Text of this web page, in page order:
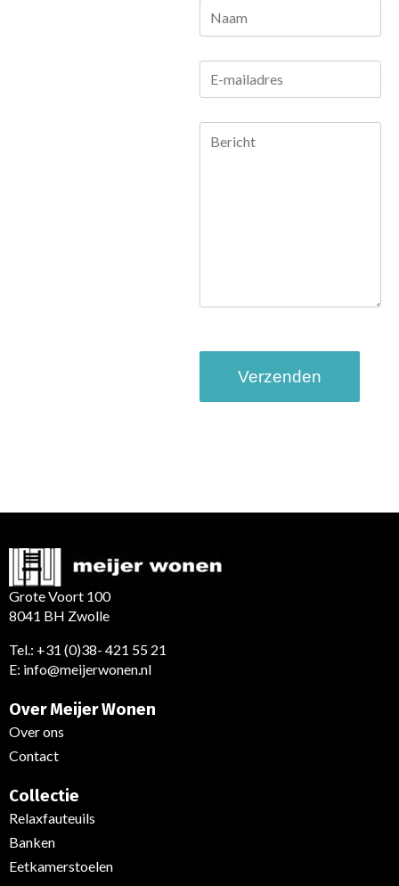
mailadres
Grote Voort 100
8041 BH Zwolle
Tel.: +31 (0)38- 421 55 21
E: info@meijerwonen.nl
Over Meijer Wonen
Over ons
Contact
Collectie
Relaxfauteuils
Banken
Eetkamerstoelen